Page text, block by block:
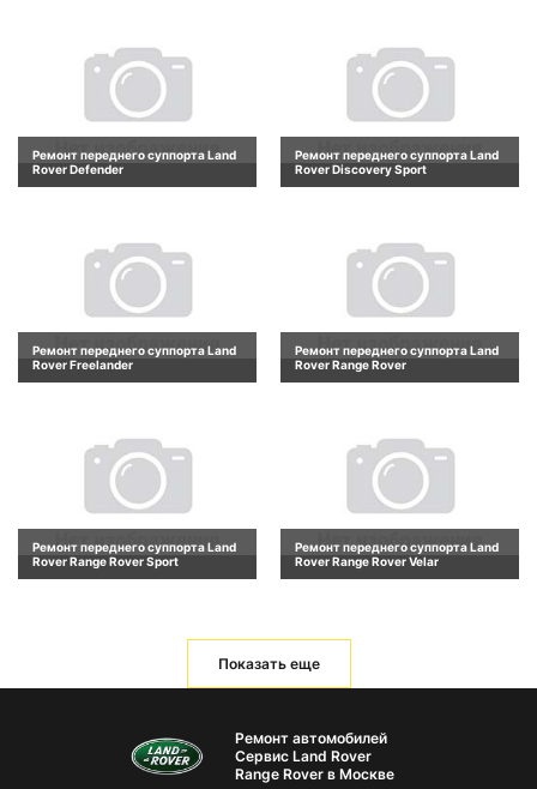
Ремонт переднего суппорта Land
Rover Defender
Ремонт переднего суппорта Land
Rover Discovery Sport
Ремонт переднего суппорта Land
Rover Freelander
Ремонт переднего суппорта Land
Rover Range Rover
Ремонт переднего суппорта Land
Rover Range Rover Sport
Ремонт переднего суппорта Land
Rover Range Rover Velar
Показать еще
Ремонт автомобилей
Сервис Land Rover
Range Rover в Москве